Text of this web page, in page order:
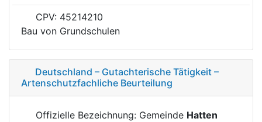
CPV: 45214210
Bau von Grundschulen
Deutschland – Gutachterische Tätigkeit –
Artenschutzfachliche Beurteilung
Offizielle Bezeichnung: Gemeinde Hatten